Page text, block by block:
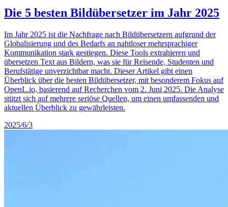
Die 5 besten Bildübersetzer im Jahr 2025
Im Jahr 2025 ist die Nachfrage nach Bildübersetzern aufgrund der
Globalisierung und des Bedarfs an nahtloser mehrsprachiger
Kommunikation stark gestiegen. Diese Tools extrahieren und
übersetzen Text aus Bildern, was sie für Reisende, Studenten und
Berufstätige unverzichtbar macht. Dieser Artikel gibt einen
Überblick über die besten Bildübersetzer, mit besonderem Fokus auf
OpenL.io, basierend auf Recherchen vom 2. Juni 2025. Die Analyse
stützt sich auf mehrere seriöse Quellen, um einen umfassenden und
aktuellen Überblick zu gewährleisten.
2025/6/3